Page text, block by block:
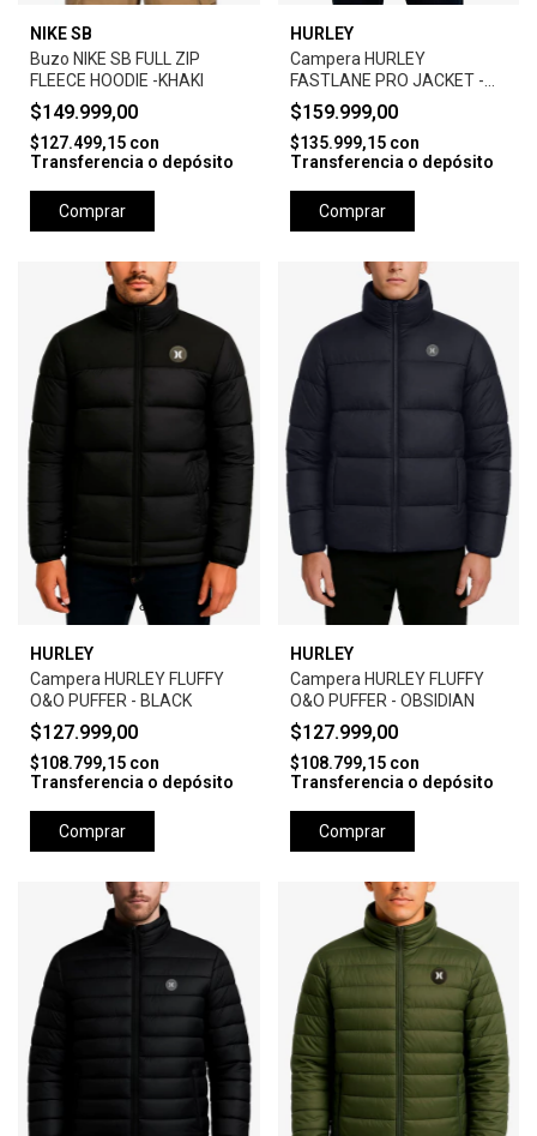
NIKE SB
Buzo NIKE SB FULL ZIP
FLEECE HOODIE -KHAKI
$149.999,00
$127.499,15 con
Transferencia o depósito
Comprar
HURLEY
Campera HURLEY
FASTLANE PRO JACKET -
CAMEL
$159.999,00
$135.999,15 con
Transferencia o depósito
Comprar
HURLEY
Campera HURLEY FLUFFY
O&O PUFFER - BLACK
$127.999,00
$108.799,15 con
Transferencia o depósito
Comprar
HURLEY
Campera HURLEY FLUFFY
O&O PUFFER - OBSIDIAN
$127.999,00
$108.799,15 con
Transferencia o depósito
Comprar